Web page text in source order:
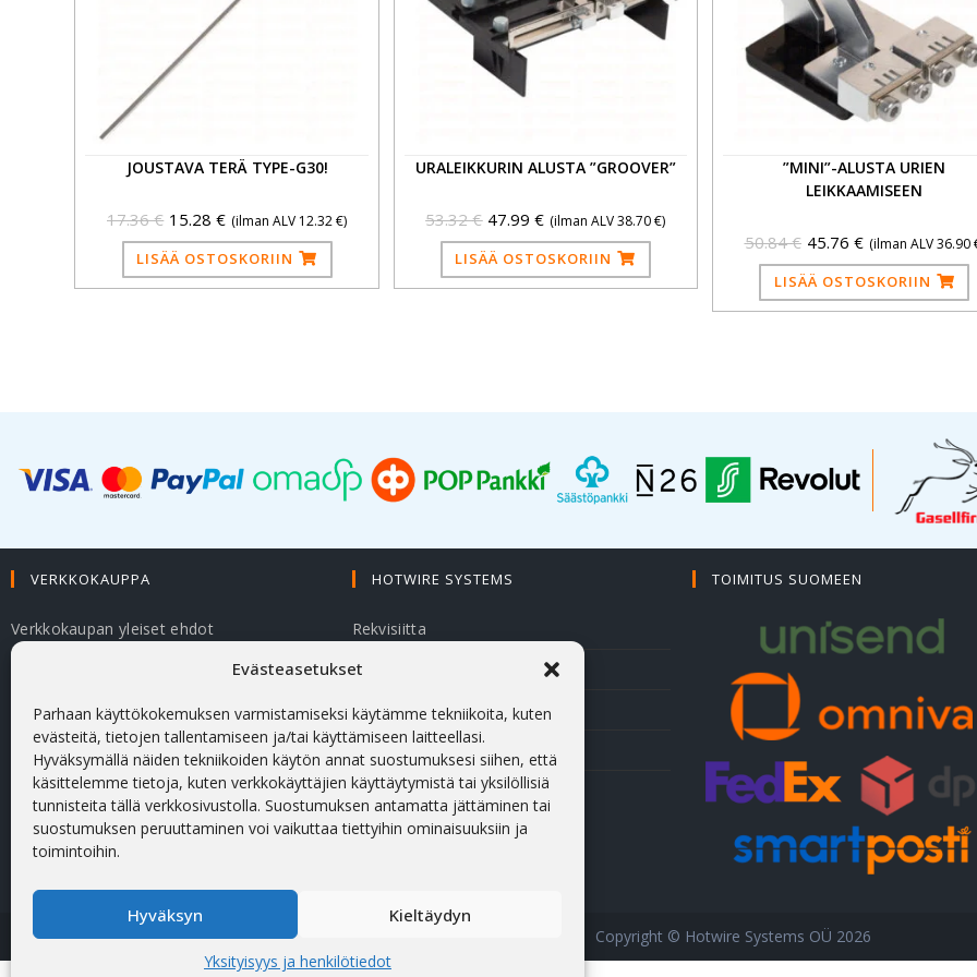
Evästeasetukset
Parhaan käyttökokemuksen varmistamiseksi käytämme tekniikoita, kuten
evästeitä, tietojen tallentamiseen ja/tai käyttämiseen laitteellasi.
Hyväksymällä näiden tekniikoiden käytön annat suostumuksesi siihen, että
käsittelemme tietoja, kuten verkkokäyttäjien käyttäytymistä tai yksilöllisiä
tunnisteita tällä verkkosivustolla. Suostumuksen antamatta jättäminen tai
suostumuksen peruuttaminen voi vaikuttaa tiettyihin ominaisuuksiin ja
toimintoihin.
Hyväksyn Kieltäydyn
Yksityisyys ja henkilötiedot
JOUSTAVA TERÄ TYPE-G30!
17.36€ 15.28€ (ilman ALV 12.32€)
LISÄÄ OSTOSKORIIN
URALEIKKURIN ALUSTA ”GROOVER”
53.32€ 47.99€ (ilman ALV38.70€)
LISÄÄ OSTOSKORIIN
”MINI”-ALUSTA URIEN
LEIKKAAMISEEN
50.84€ 45.76 € (ilman ALV36.90
LISÄÄ OSTOSKORIIN
VERKKOKAUPPA
Verkkokaupan yleiset ehdot
Toimitus Suomeen
Yksityisyys ja henkilötiedot
HOTWIRE SYSTEMS
Rekvisiitta
Meistä
Styrox 3D CNC leikkurin
XTR Fast -lankaleikkuri
TOIMITUS SUOMEEN
Copyright © Hotwire Systems OÜ 2026